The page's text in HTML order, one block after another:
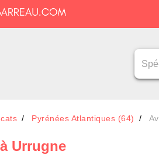
Pyrénées Atlantiques (64)
à Urrugne